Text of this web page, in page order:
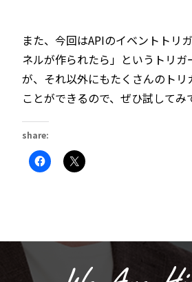
また、今回はAPIのイベントトリ
ネルが作られたら」というトリ
が、それ以外にもたくさんのトリ
ことができるので、ぜひ試してみ
share:
Facebook
で
リ
ク
リ
有
(新
い
ウ